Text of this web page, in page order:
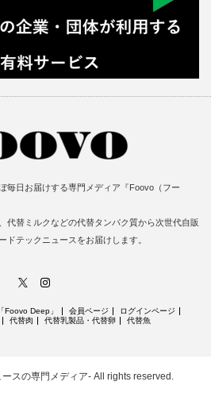
毎日お届けする専門メディア『Foovo（フー
代替ミルクなどの代替タンパク質から次世代自販
ドテックニュースをお届けします。
Foovo Deep」 会員ページ
ログインページ
代替肉 代替乳製品・代替卵 代替魚
スの専門メディア-All rights reserved.